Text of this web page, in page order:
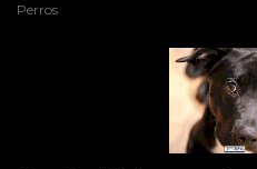
Perros